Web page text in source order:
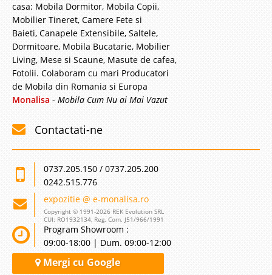
casa: Mobila Dormitor, Mobila Copii,
Mobilier Tineret, Camere Fete si
Baieti, Canapele Extensibile, Saltele,
Dormitoare, Mobila Bucatarie, Mobilier
Living, Mese si Scaune, Masute de cafea,
Fotolii. Colaboram cu mari Producatori
de Mobila din Romania si Europa
Monalisa - Mobila Cum Nu ai Mai Vazut
Contactati-ne
0737.205.150 / 0737.205.200
0242.515.776
expozitie @ e-monalisa.ro
Copyright © 1991-2026 REK Evolution SRL
CUI: RO1932134, Reg. Com. J51/966/1991
Program Showroom :
09:00-18:00 | Dum. 09:00-12:00
Mergi cu Google